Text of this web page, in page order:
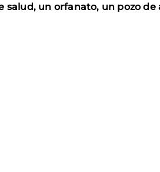
salud, un orfanato, un pozo